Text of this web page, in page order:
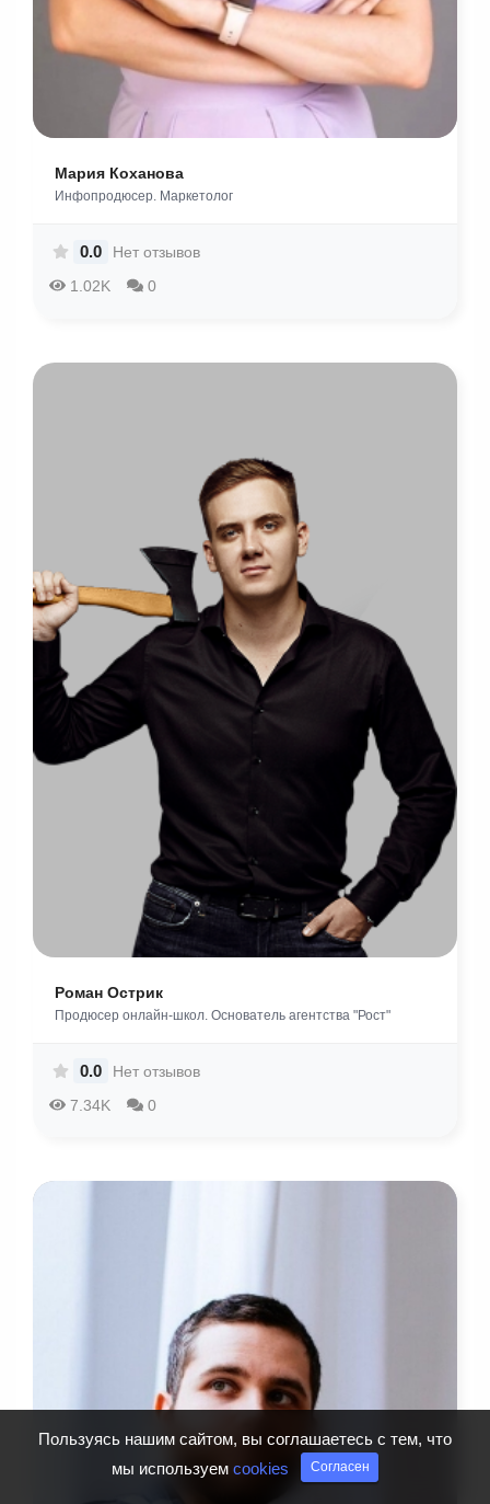
Мария Коханова
Инфопродюсер. Маркетолог
1.02K 0
0.0 Нет отзывов
Роман Острик
Продюсер онлайн-школ. Основатель агентства "Рост"
7.34K 0
0.0 Нет отзывов
Пользуясь нашим сайтом, вы соглашаетесь с тем, что
мы используем cookies Согласен